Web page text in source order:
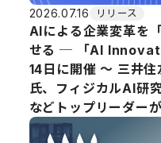
2026.07.16 リリース
AIによる企業変革を
せる ─ 「AI
14日に開催 〜 三井
氏、フィジカルAI研
などトップリーダー